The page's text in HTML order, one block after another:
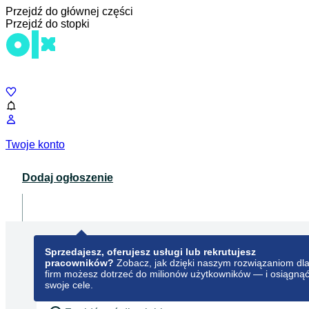
Przejdź do głównej części
Przejdź do stopki
Twoje konto
Dodaj ogłoszenie
Sprzedajesz, oferujesz usługi lub rekrutujesz
pracowników? Zobacz, jak dzięki naszym rozwiązaniom dla
firm możesz dotrzeć do milionów użytkowników — i osiągnąć
swoje cele.